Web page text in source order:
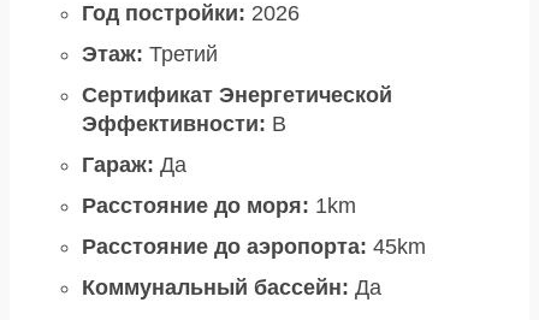
Год постройки: 2026
Этаж: Третий
Сертификат Энергетической
Эффективности: B
Гараж: Да
Расстояние до моря: 1km
Расстояние до аэропорта: 45km
Коммунальный бассейн: Да